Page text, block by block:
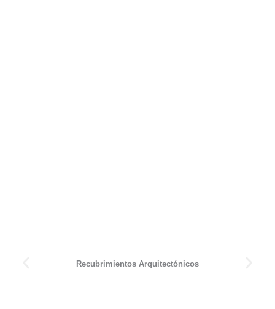
Recubrimientos Arquitectónicos